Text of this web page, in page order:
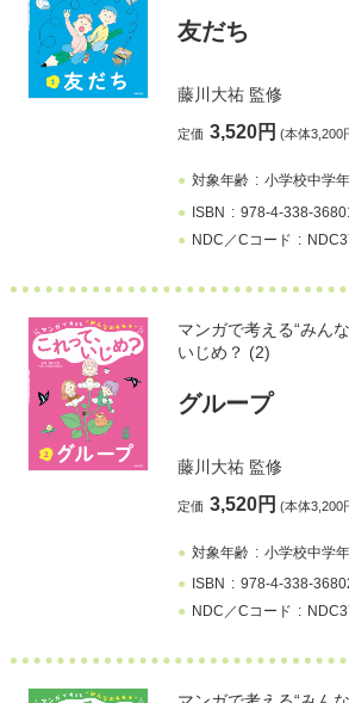
友だち
藤川大祐監修
定価 3,520円 (本体3,200
対象年齢 小学校中学年
ISBN
978-4-338-
NDC／Cコード
マンガで考える“みん
いじめ？ (2)
グループ
藤川大祐監修
定価 3,520円 (本体3,200
対象年齢 小学校中学年
ISBN
978-4-338-
NDC／Cコード